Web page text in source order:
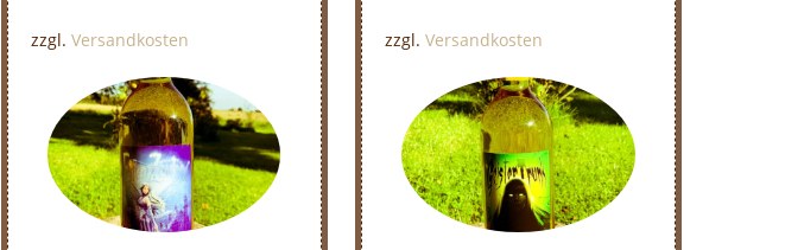
zzgl. Versandkosten zzgl. Versandkosten